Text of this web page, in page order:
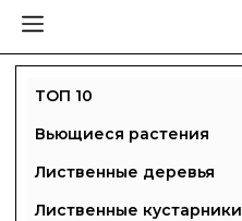
ТОП 10
Вьющиеся растения
Лиственные деревья
Лиственные кустарники